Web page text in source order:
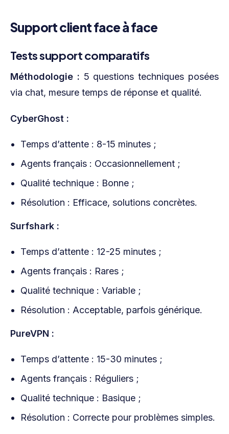
Support client face à face
Tests support comparatifs
Méthodologie : 5 questions techniques posées
via chat, mesure temps de réponse et qualité.
CyberGhost :
Temps d’attente : 8-15 minutes ;
Agents français : Occasionnellement ;
Qualité technique : Bonne ;
Résolution : Efficace, solutions concrètes.
Surfshark :
Temps d’attente : 12-25 minutes ;
Agents français : Rares ;
Qualité technique : Variable ;
Résolution : Acceptable, parfois générique.
PureVPN :
Temps d’attente : 15-30 minutes ;
Agents français : Réguliers ;
Qualité technique : Basique ;
Résolution : Correcte pour problèmes simples.